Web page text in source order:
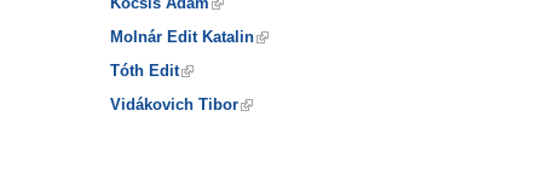
Molnár Edit Katalin
Tóth Edit
Vidákovich Tibor